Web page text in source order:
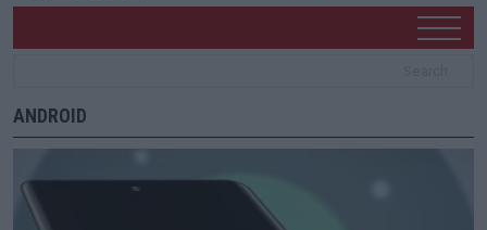
ANDROID